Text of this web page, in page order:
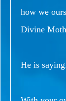
how we
Divine
He is